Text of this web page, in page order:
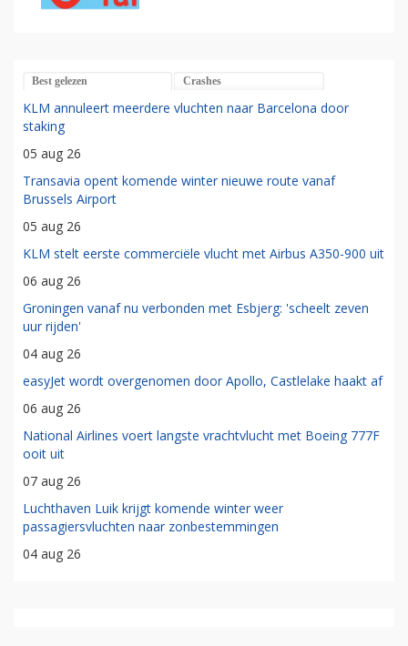
Best gelezen Crashes
KLM annuleert meerdere vluchten naar Barcelona door
staking
05 aug 26
Transavia opent komende winter nieuwe route vanaf
Brussels Airport
05 aug 26
KLM stelt eerste commerciële vlucht met Airbus A350-900 uit
06 aug 26
Groningen vanaf nu verbonden met Esbjerg: 'scheelt zeven
uur rijden'
04 aug 26
easyJet wordt overgenomen door Apollo, Castlelake haakt af
06 aug 26
National Airlines voert langste vrachtvlucht met Boeing 777F
ooit uit
07 aug 26
Luchthaven Luik krijgt komende winter weer
passagiersvluchten naar zonbestemmingen
04 aug 26